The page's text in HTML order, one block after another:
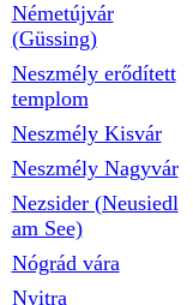
Németújvár
(Güssing)
Neszmély erődített
templom
Neszmély Kisvár
Neszmély Nagyvár
Nezsider (Neusiedl
am See)
Nógrád vára
Nyitra